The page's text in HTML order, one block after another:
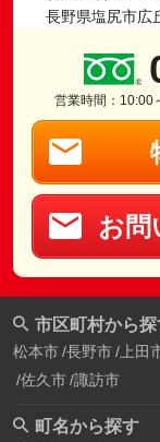
長野県塩尻市広
営業時間：10:00
お問
市区町村から探
松本市 長野市 上田
佐久市 諏訪市
町名から探す